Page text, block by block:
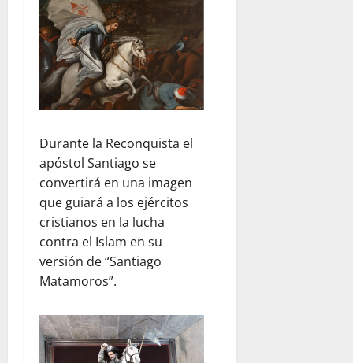
Durante la Reconquista el
apóstol Santiago se
convertirá en una imagen
que guiará a los ejércitos
cristianos en la lucha
contra el Islam en su
versión de “Santiago
Matamoros”.